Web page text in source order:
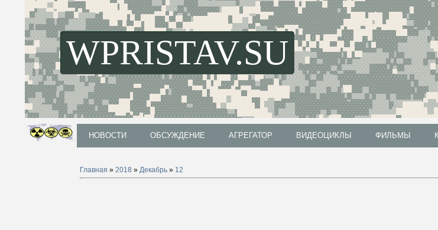
WPRISTAV.SU
НОВОСТИ ОБСУЖДЕНИЕ АГРЕГАТОР ВИДЕОЦИКЛЫ ФИЛЬМЫ
Главная » 2018 » Декабрь » 12